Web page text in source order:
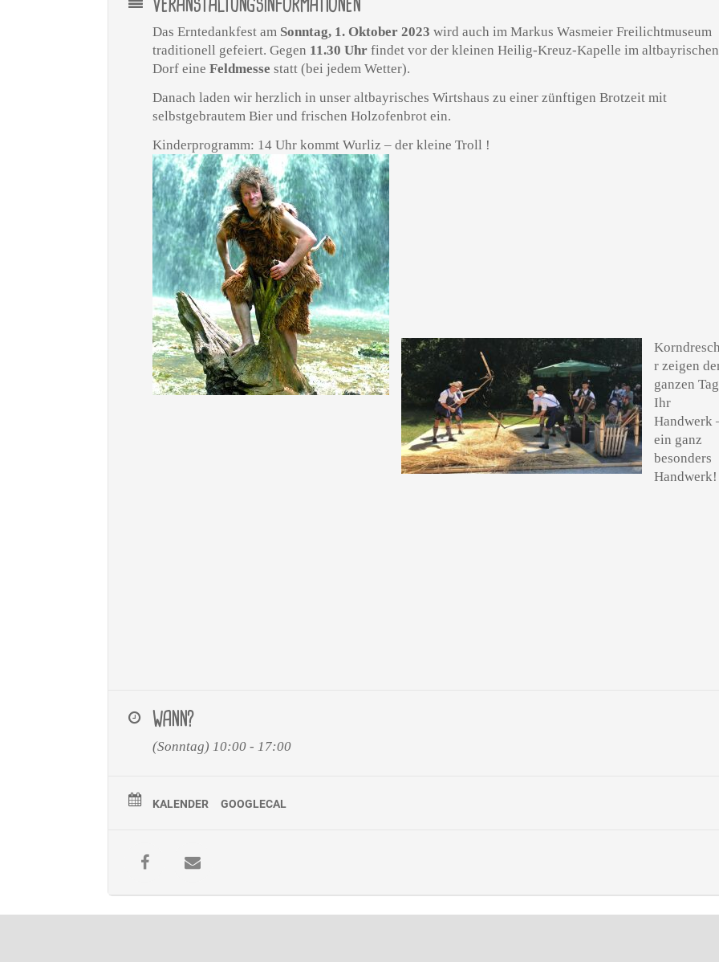
VERANSTALTUNGSINFORMATIONEN
Das Erntedankfest am Sonntag, 1. Oktober 2023 wird auch im Markus Wasmeier Freilichtmuseum
traditionell gefeiert. Gegen 11.30 Uhrfindet vor der kleinen Heilig-Kreuz-Kapelle im altbayrischen
Dorf eineFeldmesse statt (bei jedem Wetter).
Danach laden wir herzlich in unser altbayrisches Wirtshaus zu einer zünftigen Brotzeit mit
selbstgebrautem Bier und frischen Holzofenbrot ein.
Kinderprogramm: 14 Uhr kommt Wurliz – der kleine Troll !
r zeigen
ganzen Tag
Ihr
Handwerk
ein ganz
besonders
Handwerk!
WANN?
(Sonntag) 10:00 - 17:00
KALENDER GOOGLECAL